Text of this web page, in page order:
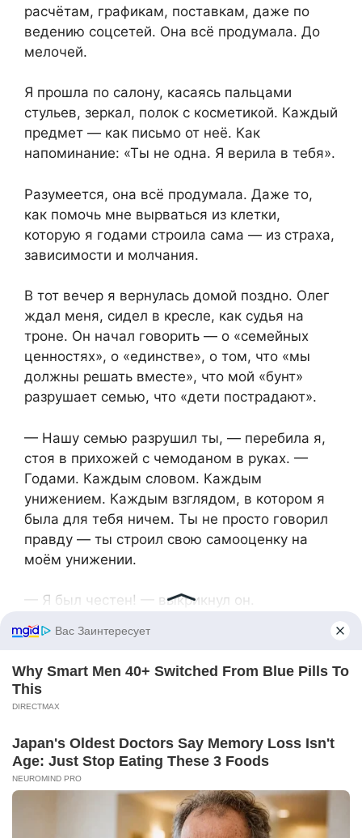
расчётам, графикам, поставкам, даже по
ведению соцсетей. Она всё продумала. До
мелочей.
Я прошла по салону, касаясь пальцами
стульев, зеркал, полок с косметикой. Каждый
предмет — как письмо от неё. Как
напоминание: «Ты не одна. Я верила в тебя».
Разумеется, она всё продумала. Даже то,
как помочь мне вырваться из клетки,
которую я годами строила сама — из страха,
зависимости и молчания.
В тот вечер я вернулась домой поздно. Олег
ждал меня, сидел в кресле, как судья на
троне. Он начал говорить — о «семейных
ценностях», о «единстве», о том, что «мы
должны решать вместе», что мой «бунт»
разрушает семью, что «дети пострадают».
— Нашу семью разрушил ты, — перебила я,
стоя в прихожей с чемоданом в руках. —
Годами. Каждым словом. Каждым
унижением. Каждым взглядом, в котором я
была для тебя ничем. Ты не просто говорил
правду — ты строил свою самооценку на
моём унижении.
— Я был честен! — выкрикнул он.
— Нет, — сказала я твёрдо. — Ты был
чувствовать себя большим. Но я больше не
твоя тень. И я не позволю тебе делать
Он бросился к шкафу, схватил ключи.
— И куда ты собралась? К папаше-
неудачнику? К этой старой тёте, которая